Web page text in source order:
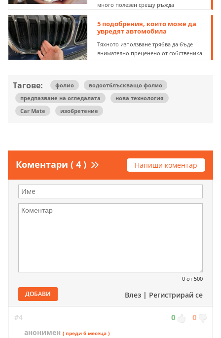
много полезен срещу ръжда
5 подобрения, които може да
увредят автомобила
Тяхното използване трябва да бъде
внимателно преценено от собственика
Тагове: фолио
водоотблъскващо фолио
предпазване на огледалата
нова технология
Car Mate
изобретение
Коментари ( 4 ) Напиши коментар
0 от 500
ДОБАВИ Влез | Регистрирай се
#4 0 0
анонимен ( преди 6 месеца )